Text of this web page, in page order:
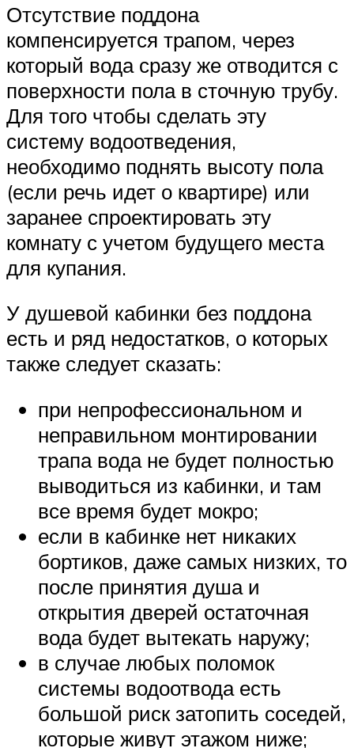
Отсутствие поддона
компенсируется трапом, через
который вода сразу же отводится с
поверхности пола в сточную трубу.
Для того чтобы сделать эту
систему водоотведения,
необходимо поднять высоту пола
(если речь идет о квартире) или
заранее спроектировать эту
комнату с учетом будущего места
для купания.
У душевой кабинки без поддона
есть и ряд недостатков, о которых
также следует сказать:
при непрофессиональном и
неправильном монтировании
трапа вода не будет полностью
выводиться из кабинки, и там
все время будет мокро;
если в кабинке нет никаких
бортиков, даже самых низких, то
после принятия душа и
открытия дверей остаточная
вода будет вытекать наружу;
в случае любых поломок
системы водоотвода есть
большой риск затопить соседей,
которые живут этажом ниже;